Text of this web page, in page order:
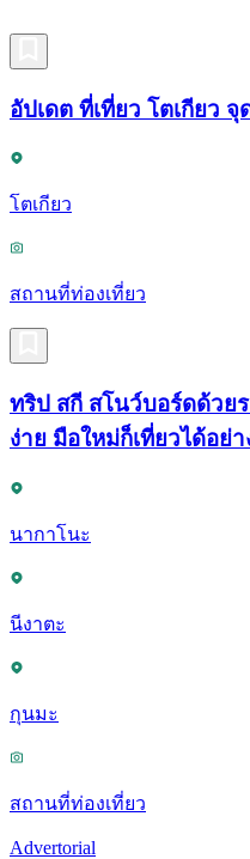
อัปเดต ที่เที่ยว โตเกียว
โตเกียว
สถานที่ท่องเที่ยว
ทริป สกี สโนว์บอร์ดด้วย
ง่าย มือใหม่ก็เที่ยวได้อย่
นากาโนะ
นีงาตะ
กุนมะ
สถานที่ท่องเที่ยว
Advertorial